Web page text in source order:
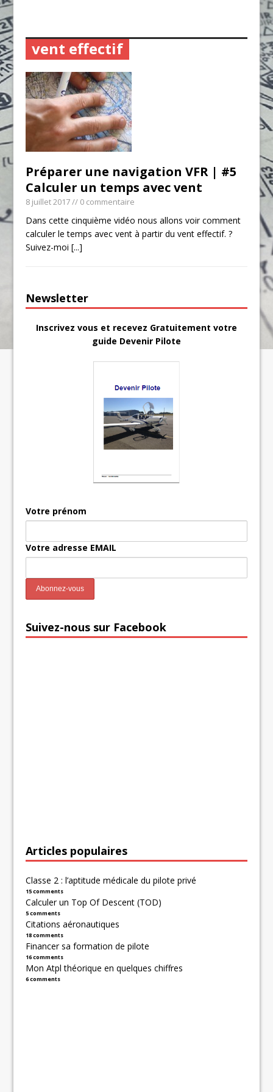
vent effectif
Préparer une navigation VFR | #5
Calculer un temps avec vent
8 juillet 2017// 0 commentaire
Dans cette cinquième vidéo nous allons voir comment
calculer le temps avec vent à partir du vent effectif. ?
Suivez-moi[...]
Newsletter
Inscrivez vous et recevez Gratuitement votre
guide Devenir Pilote
Votre prénom
Votre adresse EMAIL
Suivez-nous sur Facebook
Articles populaires
Classe 2 : l’aptitude médicale du pilote privé
15 comments
Calculer un Top Of Descent (TOD)
5 comments
Citations aéronautiques
18 comments
Financer sa formation de pilote
16 comments
Mon Atpl théorique en quelques chiffres
6 comments